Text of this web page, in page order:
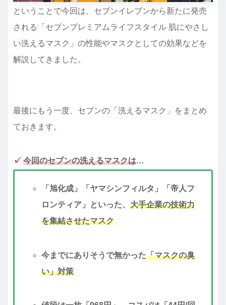
ということで今回は、セブンイレブンから新たに発売
される「セブンプレミアムライフスタイル 肌にやさし
い洗えるマスク」の性能やマスクとしての効果などを
解説してきました。
最後にもう一度、セブンの「洗えるマスク」をまとめ
ておきます。
✓ 今回のセブンの洗えるマスクは…
「旭化成」「ヤマシンフィルタ」「帝人フ
ロンティア」といった、大手企業の技術力
を集結させたマスク
今までにありそうで無かった「マスクの臭
い」対策